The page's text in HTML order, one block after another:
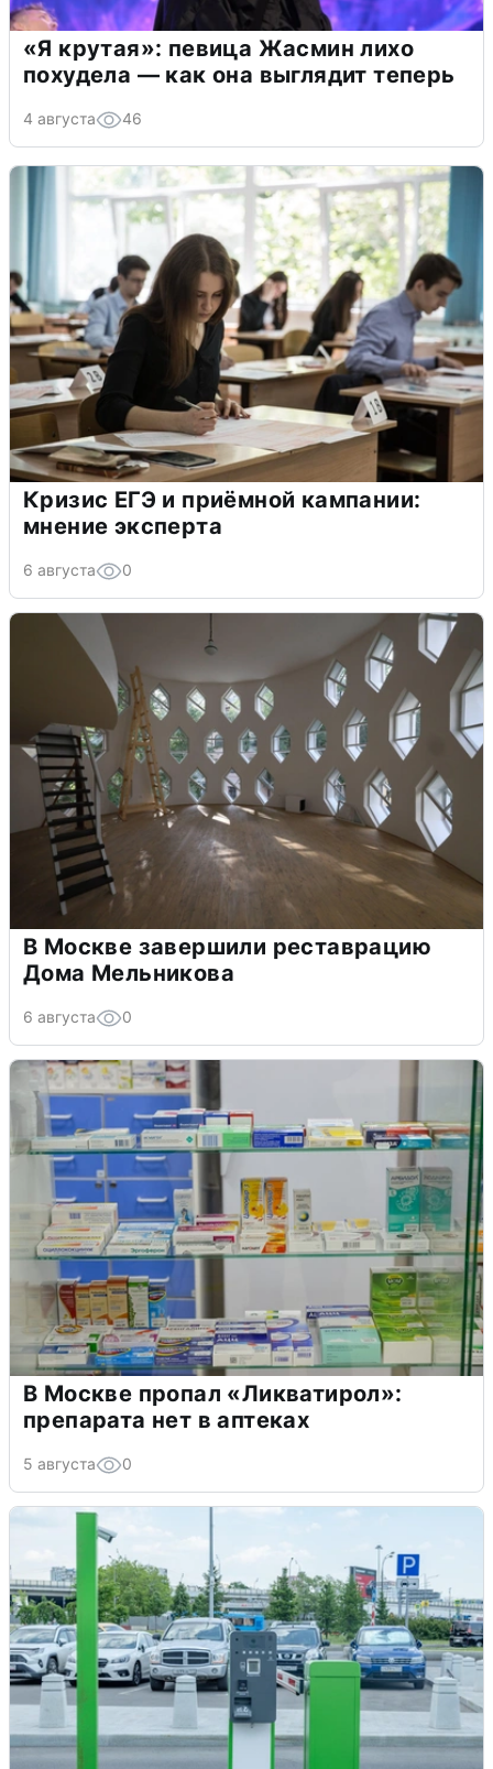
«Я крутая»: певица Жасмин лихо
похудела — как она выглядит теперь
4 августа 46
Кризис ЕГЭ и приёмной кампании:
мнение эксперта
6 августа 0
В Москве завершили реставрацию
Дома Мельникова
6 августа 0
В Москве пропал «Ликватирол»:
препарата нет в аптеках
5 августа 0